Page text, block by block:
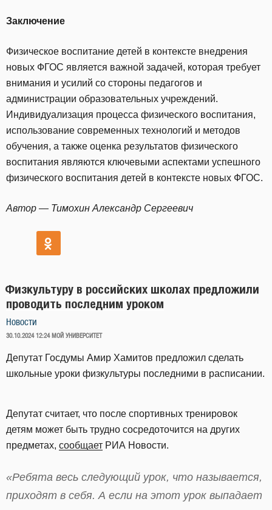
Заключение
Физическое воспитание детей в контексте внедрения
новых ФГОС является важной задачей, которая требует
внимания и усилий со стороны педагогов и
администрации образовательных учреждений.
Индивидуализация процесса физического воспитания,
использование современных технологий и методов
обучения, а также оценка результатов физического
воспитания являются ключевыми аспектами успешного
физического воспитания детей в контексте новых ФГОС.
Автор — Тимохин Александр Сергеевич
Физкультуру в российских школах предложили
проводить последним уроком
Новости
ОПУБЛИКОВАНО
30.10.2024 12:24 МОЙ УНИВЕРСИТЕТ
Депутат Госдумы Амир Хамитов предложил сделать
школьные уроки физкультуры последними в расписании.
Депутат считает, что после спортивных тренировок
детям может быть трудно сосредоточится на других
предметах, сообщает РИА Новости.
«Ребята весь следующий урок, что называется,
приходят в себя. А если на этот урок выпадает